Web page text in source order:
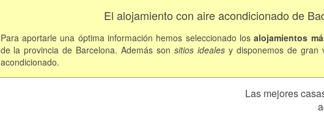
El alojamiento con aire acondicionado de
Para aportarle una óptima información hemos seleccionado losalojamientos
de la provincia de Barcelona. Además sonsitios idealesy disponemos de gran
acondicionado.
Las mejores